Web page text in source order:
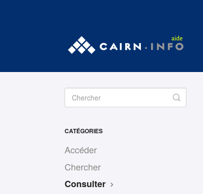
Toggle
Search
CATÉGORIES
Accéder
Chercher
Consulter